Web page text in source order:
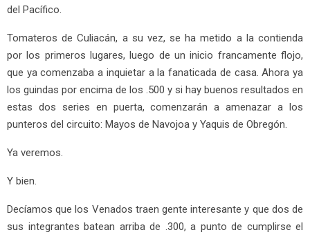
del Pacífico.
Tomateros de Culiacán, a su vez, se ha metido a la contienda
por los primeros lugares, luego de un inicio francamente flojo,
que ya comenzaba a inquietar a la fanaticada de casa. Ahora ya
los guindas por encima de los .500 y si hay buenos resultados en
estas dos series en puerta, comenzarán a amenazar a los
punteros del circuito: Mayos de Navojoa y Yaquis de Obregón.
Ya veremos.
Y bien.
Decíamos que los Venados traen gente interesante y que dos de
sus integrantes batean arriba de .300, a punto de cumplirse el